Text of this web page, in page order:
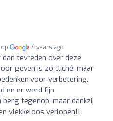
4 years ago
dan tevreden over deze
geven is zo cliché, maar
voor verbetering.
en er werd fijn
tegenop, maar dankzij
vlekkeloos verlopen!!